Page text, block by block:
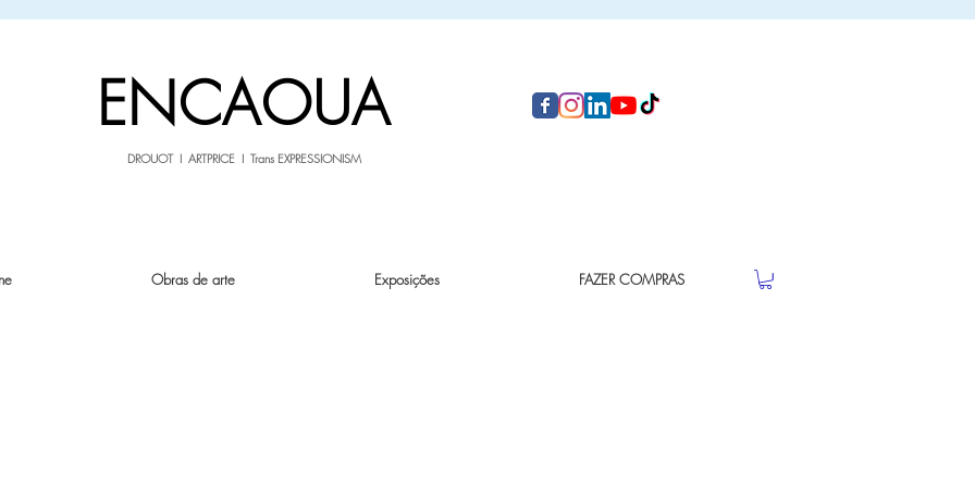
ENCAOUA
DROUOT I ARTPRICE I Trans EXPRESSIONISM
Obras de arte Exposições FAZER COMPRAS